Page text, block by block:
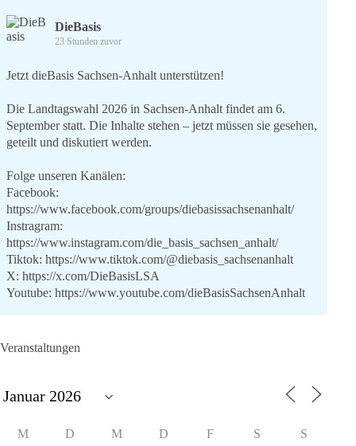
DieBasis
23 Stunden zuvor
Jetzt dieBasis Sachsen-Anhalt unterstützen!
Die Landtagswahl 2026 in Sachsen-Anhalt findet am 6.
September statt. Die Inhalte stehen – jetzt müssen sie gesehen,
geteilt und diskutiert werden.
Folge unseren Kanälen:
Facebook:
https://www.facebook.com/groups/diebasissachsenanhalt/
Instragram:
https://www.instagram.com/die_basis_sachsen_anhalt/
Tiktok: https://www.tiktok.com/@diebasis_sachsenanhalt
X: https://x.com/DieBasisLSA
Youtube: https://www.youtube.com/dieBasisSachsenAnhalt
lohnt, dieBasis zu wählen.
Veranstaltungen
M D M D F S S